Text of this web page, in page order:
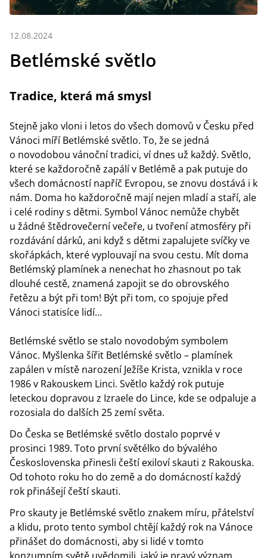
12.08.2024
Betlémské světlo
Tradice, která má smysl
Stejně jako vloni i letos do všech domovů v Česku před
Vánoci míří Betlémské světlo. To, že se jedná
o novodobou vánoční tradici, ví dnes už každý. Světlo,
které se každoročně zapálí v Betlémě a pak putuje do
všech domácností napříč Evropou, se znovu dostává i k
nám. Doma ho každoročně mají nejen mladí a staří, ale
i celé rodiny s dětmi. Symbol Vánoc nemůže chybět
u žádné štědrovečerní večeře, u tvoření atmosféry při
rozdávání dárků, ani když s dětmi zapalujete svíčky ve
skořápkách, které vyplouvají na svou cestu. Mít doma
Betlémský plamínek a nenechat ho zhasnout po tak
dlouhé cestě, znamená zapojit se do obrovského
řetězu a být při tom! Být při tom, co spojuje před
Vánoci statisíce lidí…
Betlémské světlo se stalo novodobým symbolem
Vánoc. Myšlenka šířit Betlémské světlo – plamínek
zapálen v místě narození Ježíše Krista, vznikla v roce
1986 v Rakouskem Linci. Světlo každý rok putuje
leteckou dopravou z Izraele do Lince, kde se odpaluje a
rozosiala do dalších 25 zemí světa.
Do Česka se Betlémské světlo dostalo poprvé v
prosinci 1989. Toto první světélko do bývalého
Československa přinesli čeští exiloví skauti z Rakouska.
Od tohoto roku ho do země a do domácností každý
rok přinášejí čeští skauti.
Pro skauty je Betlémské světlo znakem míru, přátelství
a klidu, proto tento symbol chtějí každý rok na Vánoce
přinášet do domácnosti, aby si lidé v tomto
konzumním světě uvědomili, jaký je pravý význam